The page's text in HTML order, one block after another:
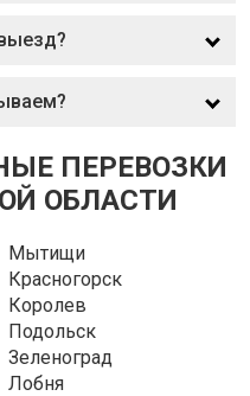
ПЕРЕВОЗКИ
ОБЛАСТИ
Мытищи
Красногорск
Королев
Подольск
Зеленоград
Лобня